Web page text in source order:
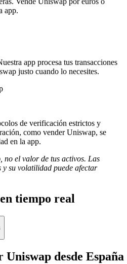
app.
app procesa tus transacciones
justo cuando lo necesites.
de verificación estrictos y
como vender Uniswap, se
en la app.
no el valor de tus activos. Las
su volatilidad puede afectar
tiempo real
Uniswap desde España